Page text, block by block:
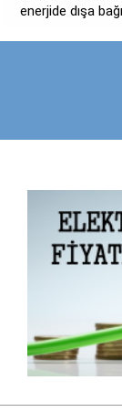
enerjide dışa